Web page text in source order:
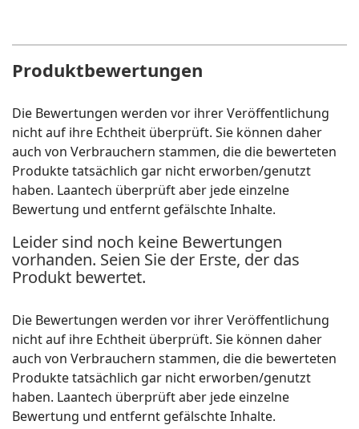
Produktbewertungen
Die Bewertungen werden vor ihrer Veröffentlichung
nicht auf ihre Echtheit überprüft. Sie können daher
auch von Verbrauchern stammen, die die bewerteten
Produkte tatsächlich gar nicht erworben/genutzt
haben. Laantech überprüft aber jede einzelne
Bewertung und entfernt gefälschte Inhalte.
Leider sind noch keine Bewertungen
vorhanden. Seien Sie der Erste, der das
Produkt bewertet.
Die Bewertungen werden vor ihrer Veröffentlichung
nicht auf ihre Echtheit überprüft. Sie können daher
auch von Verbrauchern stammen, die die bewerteten
Produkte tatsächlich gar nicht erworben/genutzt
haben. Laantech überprüft aber jede einzelne
Bewertung und entfernt gefälschte Inhalte.